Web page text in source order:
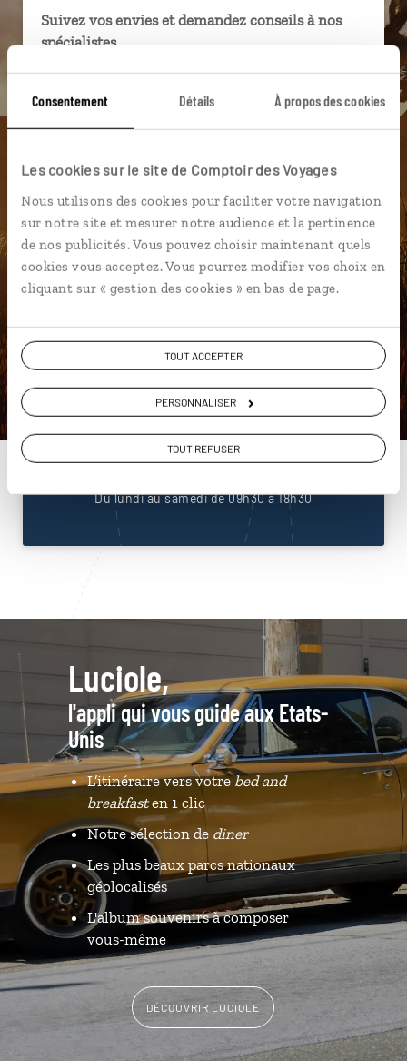
Consentement Détails À propos des cookies
Les cookies sur le site de Comptoir des Voyages
Nous utilisons des cookies pour faciliter votre navigation
sur notre site et mesurer notre audience et la pertinence
de nos publicités. Vous pouvez choisir maintenant quels
cookies vous acceptez. Vous pourrez modifier vos choix en
cliquant sur « gestion des cookies » en bas de page.
TOUT ACCEPTER
PERSONNALISER
TOUT REFUSER
Suivez vos envies et demandez conseils à nos
spécialistes
près de vos envies et de la réalité du pays.
Échangez en face à face ou depuis nos studios
téléphone.
Vous gardez le même interlocuteur avant,
pendant et après votre voyage.
DEMANDER UN DEVIS
ou
Construisez votre voyage avec un spécialiste Etats-
Unis
01 85 08 23 53
Du lundi au samedi de 09h30 à 18h30
Luciole,
l'appli qui vous guide aux Etats-
Unis
L’itinéraire vers votrebed and
breakfasten 1 clic
Notre sélection de diner
Les plus beaux parcs nationaux
géolocalisés
L'album souvenirs à composer
vous-même
DÉCOUVRIR LUCIOLE